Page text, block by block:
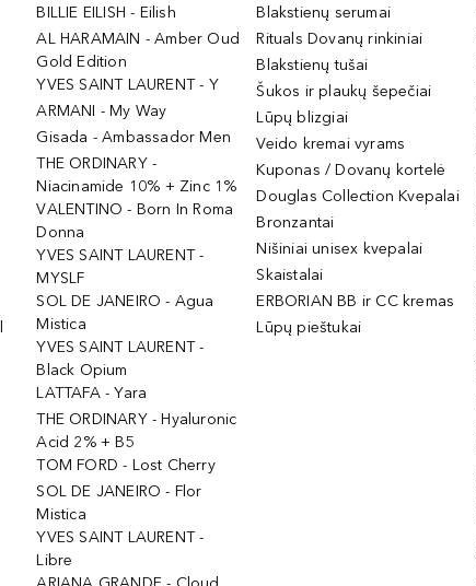
BILLIE EILISH - Eilish
AL HARAMAIN - Amber Oud
Gold Edition
YVES SAINT LAURENT - Y
ARMANI - My Way
Gisada - Ambassador Men
THE ORDINARY -
Niacinamide 10% + Zinc 1%
VALENTINO - Born In Roma
Donna
YVES SAINT LAURENT -
MYSLF
SOL DE JANEIRO - Agua
Mistica
YVES SAINT LAURENT -
Black Opium
LATTAFA - Yara
THE ORDINARY - Hyaluronic
Acid 2% + B5
TOM FORD - Lost Cherry
SOL DE JANEIRO - Flor
Mistica
YVES SAINT LAURENT -
Libre
Blakstienų serumai
Rituals Dovanų rinkiniai
Blakstienų tušai
Šukos ir plaukų šepečiai
Lūpų blizgiai
Veido kremai vyrams
Kuponas / Dovanų kortelė
Douglas Collection Kvepalai
Bronzantai
Nišiniai unisex kvepalai
Skaistalai
ERBORIAN BB ir CC kremas
Lūpų pieštukai